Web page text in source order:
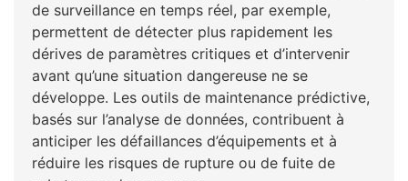
de surveillance en temps réel, par exemple,
permettent de détecter plus rapidement les
dérives de paramètres critiques et d’intervenir
avant qu’une situation dangereuse ne se
développe. Les outils de maintenance prédictive,
basés sur l’analyse de données, contribuent à
anticiper les défaillances d’équipements et à
réduire les risques de rupture ou de fuite de